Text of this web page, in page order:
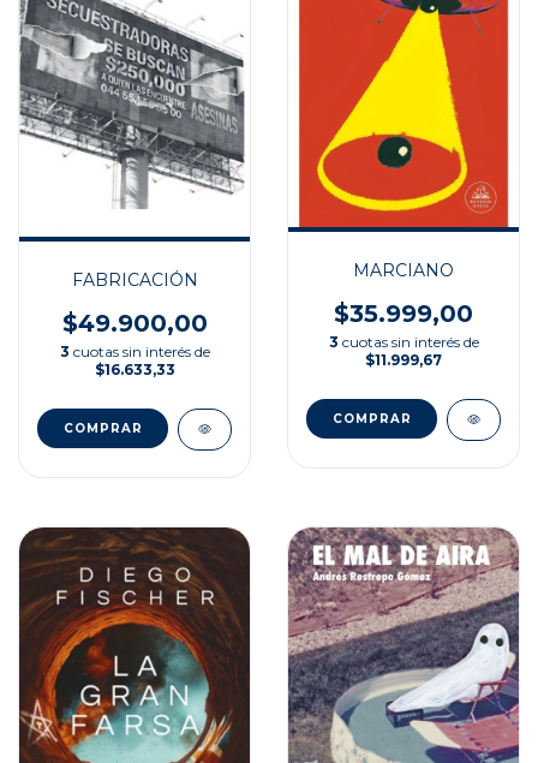
FABRICACIÓN
$49.900,00
3 cuotas sin interés de
$16.633,33
MARCIANO
$35.999,00
3 cuotas sin interés de
$11.999,67